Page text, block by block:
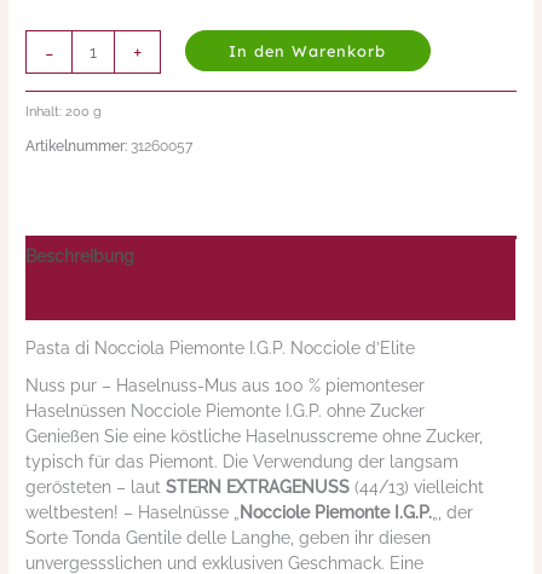
- + In den Warenkorb
Inhalt: 200g
Artikelnummer: 31260057
Beschreibung
Pasta di Nocciola Piemonte I.G.P. Nocciole d’Elite
Nuss pur – Haselnuss-Mus aus 100 % piemonteser
Haselnüssen Nocciole Piemonte I.G.P. ohne Zucker
Genießen Sie eine köstliche Haselnusscreme ohne Zucker,
typisch für das Piemont. Die Verwendung der langsam
gerösteten – lautSTERN EXTRAGENUSS (44/13) vielleicht
weltbesten! – Haselnüsse „
Nocciole Piemonte I.G.P. „, der
Sorte Tonda Gentile delle Langhe, geben ihr diesen
unvergessslichen und exklusiven Geschmack. Eine